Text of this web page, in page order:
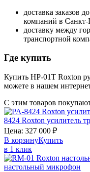
доставка заказов
компаний в Санкт-
доставку между
транспортной
Где купить
Купить HP-01T Roxton
можете в нашем
С этим товаров
8424 Roxton усилитель
Цена: 327 000 ₽
В корзинуКупить
в 1 клик
настольный микрофон